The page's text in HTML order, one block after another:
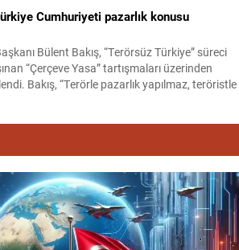
Cumhuriyeti pazarlık konusu
Bülent Bakış, “Terörsüz Türkiye” süreci
“Çerçeve Yasa” tartışmaları üzerinden
Bakış, “Terörle pazarlık yapılmaz, teröristle
vurguladı. İYİ Parti Orhangazi İlçe Başkanı